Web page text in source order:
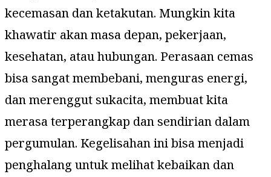
kecemasan dan ketakutan. Mungkin kita
khawatir akan masa depan, pekerjaan,
kesehatan, atau hubungan. Perasaan cemas
bisa sangat membebani, menguras energi,
dan merenggut sukacita, membuat kita
merasa terperangkap dan sendirian dalam
pergumulan. Kegelisahan ini bisa menjadi
penghalang untuk melihat kebaikan dan